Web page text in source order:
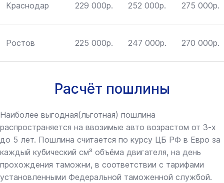
Краснодар 229 000р. 252 000р. 275 000р.
Ростов 225 000р. 247 000р. 270 000р.
Расчёт пошлины
Наиболее выгодная(льготная) пошлина
распространяется на ввозимые авто возрастом от 3-х
до 5 лет. Пошлина считается по курсу ЦБ РФ в Евро за
каждый кубический см³ объёма двигателя, на день
прохождения таможни, в соответствии с тарифами
установленными Федеральной таможенной службой.